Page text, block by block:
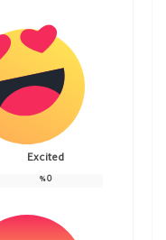
Excited
0
%